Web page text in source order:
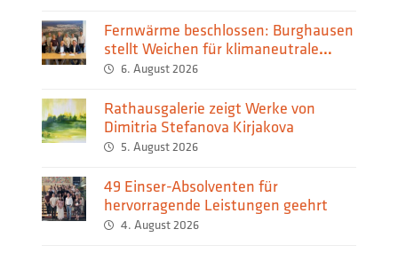
Fernwärme beschlossen: Burghausen
stellt Weichen für klimaneutrale
Wärmeversorgung
6. August 2026
Rathausgalerie zeigt Werke von
Dimitria Stefanova Kirjakova
5. August 2026
49 Einser-Absolventen für
hervorragende Leistungen geehrt
4. August 2026